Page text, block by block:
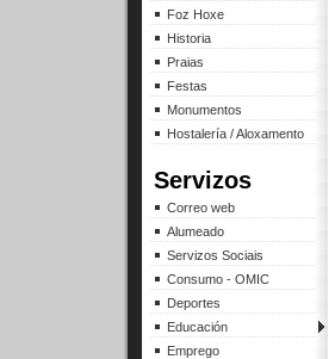
Foz Hoxe
Historia
Praias
Festas
Monumentos
Hostalería / Aloxamento
Servizos
Correo web
Alumeado
Servizos Sociais
Consumo - OMIC
Deportes
Educación
Emprego